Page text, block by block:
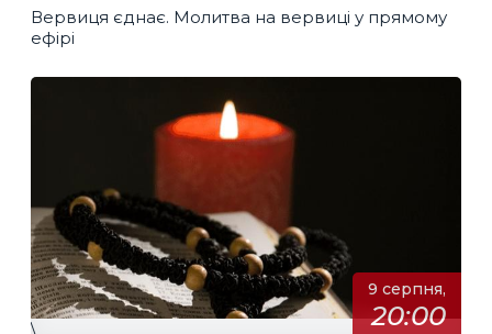
Вервиця єднає. Молитва на вервиці у прямому
ефірі
9 серпня,
20:00
\